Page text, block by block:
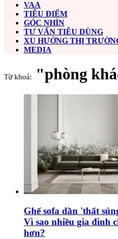
VAA
TIÊU ĐIỂM
GÓC NHÌN
TƯ VẤN TIÊU DÙNG
XU HƯỚNG THỊ
MEDIA
Từ khoá: "phòng
Ghế sofa dần 'thất
Vì sao nhiều gia đình
hơn?